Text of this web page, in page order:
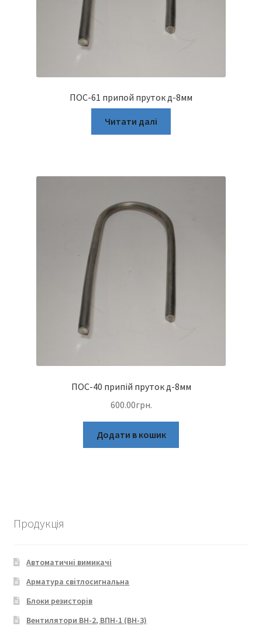
ПОС-61 припой пруток д-8мм
Читати далі
ПОС-40 припій пруток д-8мм
600.00грн.
Додати в кошик
Продукція
Автоматичні вимикачі
Арматура світлосигнальна
Блоки резисторів
Вентилятори ВН-2, ВПН-1 (ВН-3)